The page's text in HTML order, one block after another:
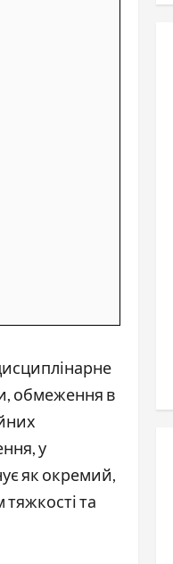
обмеження в
у
як окремий,
та